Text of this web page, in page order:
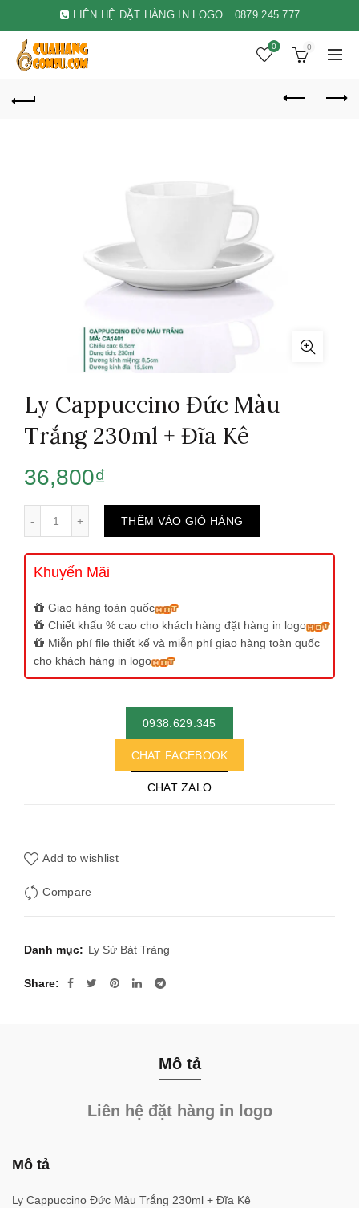
LIÊN HỆ ĐẶT HÀNG IN LOGO 0879 245 777
0 0
Ly Cappuccino Đức Màu
Trắng 230ml + Đĩa Kê
36,800₫
THÊM VÀO GIỎ HÀNG
Khuyến Mãi
Giao hàng toàn quốc
Chiết khấu % cao cho khách hàng đặt hàng in logo
Miễn phí file thiết kế và miễn phí giao hàng toàn quốc
cho khách hàng in logo
0938.629.345
CHAT FACEBOOK
CHAT ZALO
Add to wishlist
Compare
Danh mục: Ly Sứ Bát Tràng
Share
Mô tả
Liên hệ đặt hàng in logo
Mô tả
Ly Cappuccino Đức Màu Trắng 230ml + Đĩa Kê